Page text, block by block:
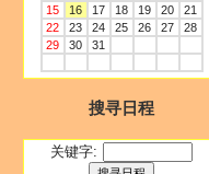
15
16 17 18 19 20
21
22
23 24 25 26 27
28
29
30 31
搜寻日程
关键字: